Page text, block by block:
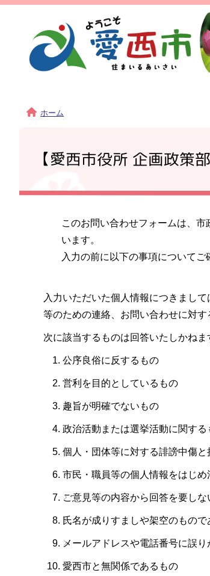
ホーム
【愛西市役所 企画政策
このお問い合わせフォームは、
います。
入力の前に以下の事項についてご
入力いただいた個人情報につきまし
等のための連絡、お問い合わせに対
次に該当するものは回答いたしかねま
公序良俗に反するもの
営利を目的としているもの
趣旨が明確でないもの
政治活動または選挙活動に関する
個人・団体等に対する誹謗中傷
市民・職員等の個人情報をはじ
ご意見等の内容から回答を要し
氏名が成りすましや架空のもの
メールアドレスや電話番号に誤り
愛西市と無関係であるもの